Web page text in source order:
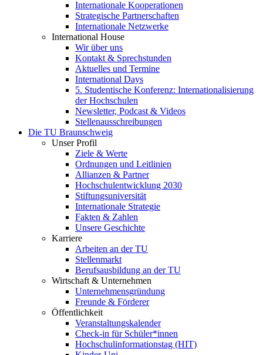
Internationale Kooperationen
Strategische Partnerschaften
Internationale Netzwerke
International House
Wir über uns
Kontakt & Sprechstunden
Aktuelles und Termine
International Days
5. Studentische Konferenz: Internationalisierung
der Hochschulen
Newsletter, Podcast & Videos
Stellenausschreibungen
Die TU Braunschweig
Unser Profil
Ziele & Werte
Ordnungen und Leitlinien
Allianzen & Partner
Hochschulentwicklung 2030
Stiftungsuniversität
Internationale Strategie
Fakten & Zahlen
Unsere Geschichte
Karriere
Arbeiten an der TU
Stellenmarkt
Berufsausbildung an der TU
Wirtschaft & Unternehmen
Unternehmensgründung
Freunde & Förderer
Öffentlichkeit
Veranstaltungskalender
Check-in für Schüler*innen
Hochschulinformationstag (HIT)